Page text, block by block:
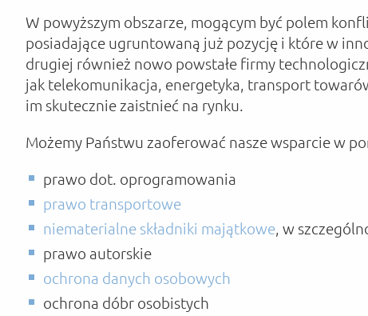
W powyższym obszarze, mogącym być polem
posiadające ugruntowaną już pozycję i które w
drugiej również nowo powstałe firmy
jak telekomunikacja, energetyka, transport
im skutecznie zaistnieć na rynku.
Możemy Państwu zaoferować nasze wsparcie w
prawo dot. oprogramowania
prawo transportowe
niematerialne składniki majątkowe, w
prawo autorskie
ochrona danych osobowych
ochrona dóbr osobistych